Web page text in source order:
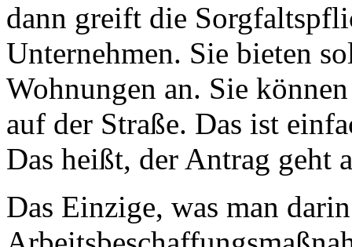
dann greift die
Unternehmen. Sie bieten
Wohnungen an. Sie
auf der Straße. Das ist
Das heißt, der Antrag geht
Das Einzige, was man